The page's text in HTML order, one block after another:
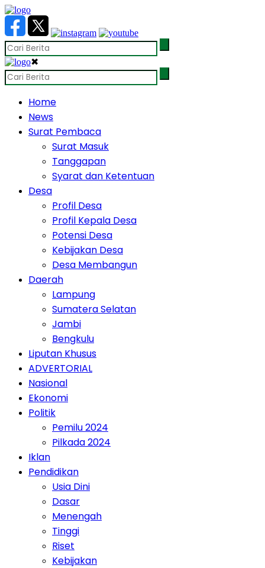
✖
Home
News
Surat Pembaca
Surat Masuk
Tanggapan
Syarat dan Ketentuan
Desa
Profil Desa
Profil Kepala Desa
Potensi Desa
Kebijakan Desa
Desa Membangun
Daerah
Lampung
Sumatera Selatan
Jambi
Bengkulu
Liputan Khusus
ADVERTORIAL
Nasional
Ekonomi
Politik
Pemilu 2024
Pilkada 2024
Iklan
Pendidikan
Usia Dini
Dasar
Menengah
Tinggi
Riset
Kebijakan